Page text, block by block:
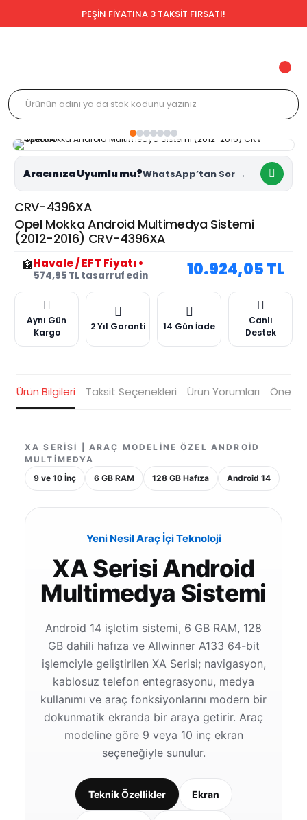
PEŞİN FİYATINA 3 TAKSİT FIRSATI!
Aracınıza Uyumlu mu?
CRV-4396XA
Opel Mokka Android Multimedya Sistemi
(2012-2016) CRV-4396XA
🏦Havale / EFT Fiyatı •
574,95 TL tasarruf edin 10.924,05 TL
Aynı Gün
Kargo
2 Yıl Garanti 14 Gün İade
Canlı
Destek
Ürün Bilgileri Taksit Seçenekleri Ürün Yorumları
XA SERISI | ARAÇ MODELINE ÖZEL ANDROID
MULTIMEDYA
9 ve 10 İnç
6 GB RAM 128 GB Hafıza Android 14
Yeni Nesil Araç İçi Teknoloji
XA Serisi Android
Multimedya Sistemi
Android 14 işletim sistemi, 6 GB RAM, 128
GB dahili hafıza ve Allwinner A133 64-bit
işlemciyle geliştirilen XA Serisi; navigasyon,
kablosuz telefon entegrasyonu, medya
kullanımı ve araç fonksiyonlarını modern bir
dokunmatik ekranda bir araya getirir. Araç
modeline göre 9 veya 10 inç ekran
seçeneğiyle sunulur.
Teknik Özellikler Ekran